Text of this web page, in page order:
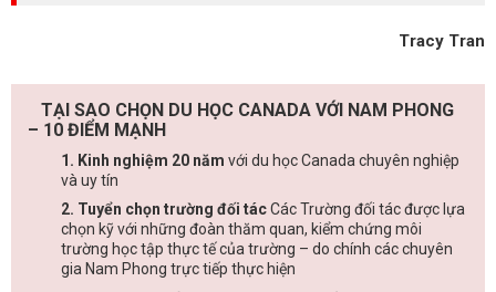
Tracy Tran
TẠI SAO CHỌN DU HỌC CANADA VỚI NAM PHONG
– 10 ĐIỂM MẠNH
1. Kinh nghiệm 20 năm với du học Canada chuyên nghiệp
và uy tín
2. Tuyển chọn trường đối tácCác Trường đối tác được lựa
chọn kỹ với những đoàn thăm quan, kiểm chứng môi
trường học tập thực tế của trường – do chính các chuyên
gia Nam Phong trực tiếp thực hiện